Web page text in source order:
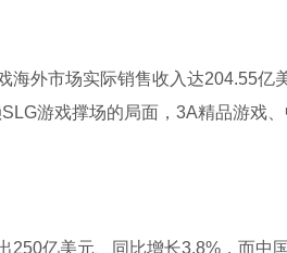
海外市场实际销售收入达204.55亿
游戏撑场的局面，3A精品游戏
250亿美元、同比增长3.8%，而中